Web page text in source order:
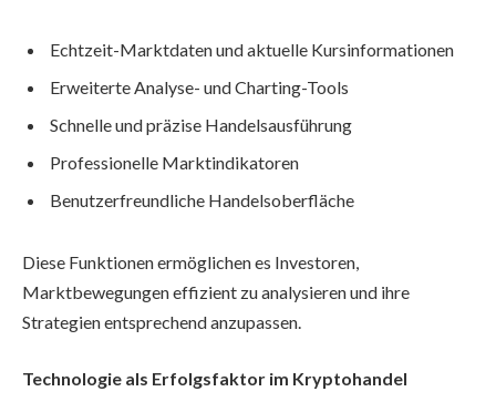
Echtzeit-Marktdaten und aktuelle Kursinformationen
Erweiterte Analyse- und Charting-Tools
Schnelle und präzise Handelsausführung
Professionelle Marktindikatoren
Benutzerfreundliche Handelsoberfläche
Diese Funktionen ermöglichen es Investoren,
Marktbewegungen effizient zu analysieren und ihre
Strategien entsprechend anzupassen.
Technologie als Erfolgsfaktor im Kryptohandel